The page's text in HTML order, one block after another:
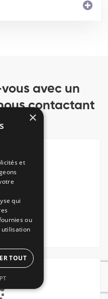
avec un
contactant
surtaxé
LOCAL
×
et
qui
ou
utilisation
TOUT